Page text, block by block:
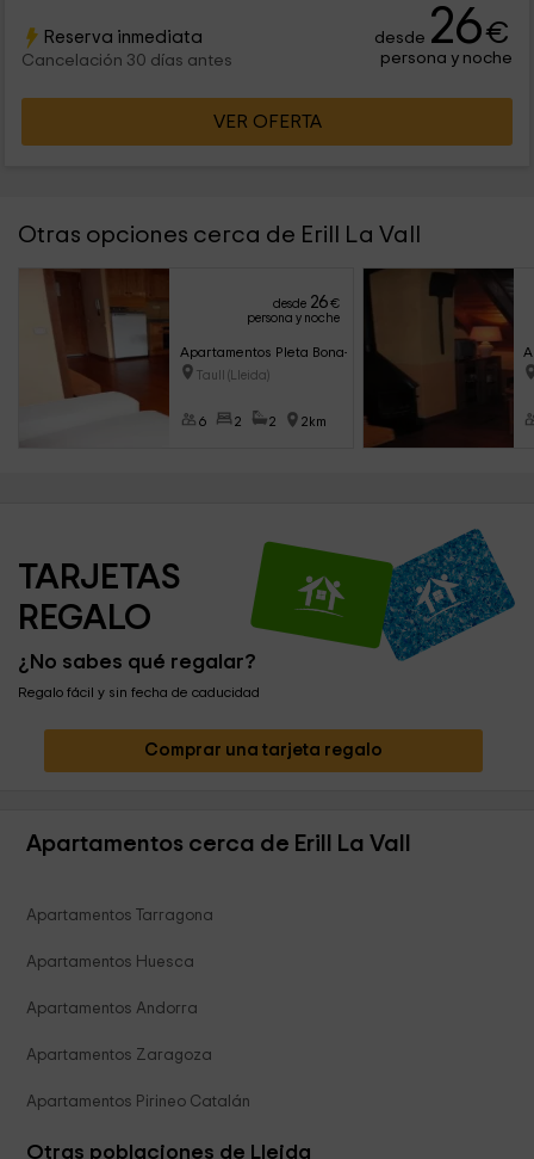
Reserva inmediata
Cancelación 30 días antes
desde 26€
persona y noche
VER OFERTA
Otras opciones cerca de Erill La Vall
desde 26€
persona y noche
Apartamentos Pleta Bona- Herbasabina 5
Taull (Lleida)
6 2 2 2km
TARJETAS
REGALO
¿No sabes qué regalar?
Regalo fácil y sin fecha de caducidad
Comprar una tarjeta regalo
Apartamentos cerca de Erill La Vall
Apartamentos Tarragona
Apartamentos Huesca
Apartamentos Andorra
Apartamentos Zaragoza
Apartamentos Pirineo Catalán
Otras poblaciones de Lleida